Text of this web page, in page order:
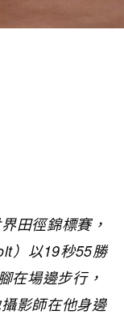
田徑錦標賽，
）以19秒55勝
在場邊步行，
影師在他身邊